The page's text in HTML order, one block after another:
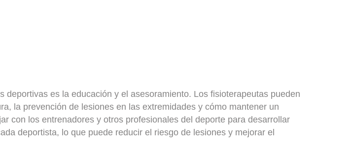
deportivas es la educación y el asesoramiento. Los fisioterapeutas pueden
la prevención de lesiones en las extremidades y cómo mantener un
con los entrenadores y otros profesionales del deporte para desarrollar
deportista, lo que puede reducir el riesgo de lesiones y mejorar el